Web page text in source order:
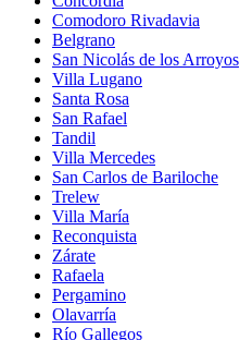
Comodoro Rivadavia
Belgrano
San Nicolás de los Arroyos
Villa Lugano
Santa Rosa
San Rafael
Tandil
Villa Mercedes
San Carlos de Bariloche
Trelew
Villa María
Reconquista
Zárate
Rafaela
Pergamino
Olavarría
Río Gallegos